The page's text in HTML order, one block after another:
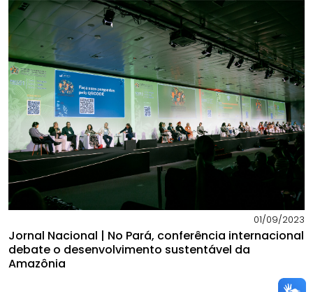
01/09/2023
Jornal Nacional | No Pará, conferência internacional
debate o desenvolvimento sustentável da
Amazônia